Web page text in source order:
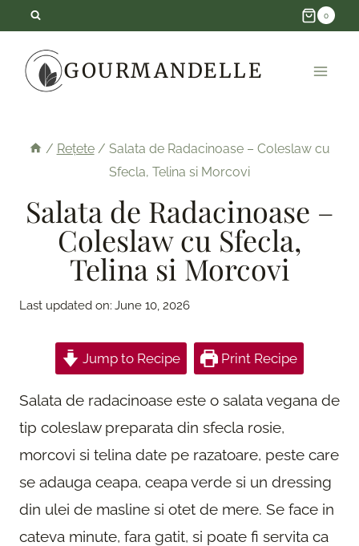
content
0
GOURMANDELLE
/ Rețete / Salata de Radacinoase – Coleslaw cu
Sfecla, Telina si Morcovi
Salata de Radacinoase –
Coleslaw cu Sfecla,
Telina si Morcovi
Last updated on: June 10, 2026
Jump to Recipe Print Recipe
Salata de radacinoase este o salata vegana de
tip coleslaw preparata din sfecla rosie,
morcovi si telina date pe razatoare, peste care
se adauga ceapa, ceapa verde si un dressing
din ulei de masline si otet de mere. Se face in
cateva minute, fara gatit, si poate fi servita ca